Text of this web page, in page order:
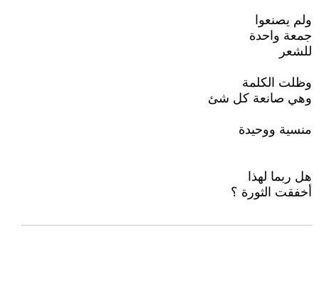
ولم يصنعوا
جمعة واحدة
للشعر
وظلت الكلمة
وهي صانعة كل شئ
منسية ووحيدة
هل ربما لهذا
أخفقت الثورة ؟